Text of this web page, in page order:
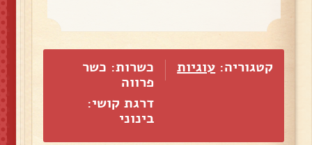
קטגוריה: עוגיות
כשרות: כשר
פרווה
דרגת קושי:
בינוני